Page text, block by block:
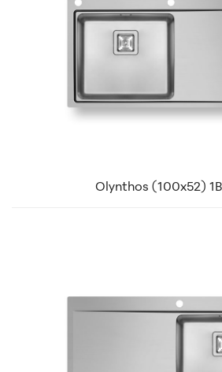
Olynthos (100x52) 1B